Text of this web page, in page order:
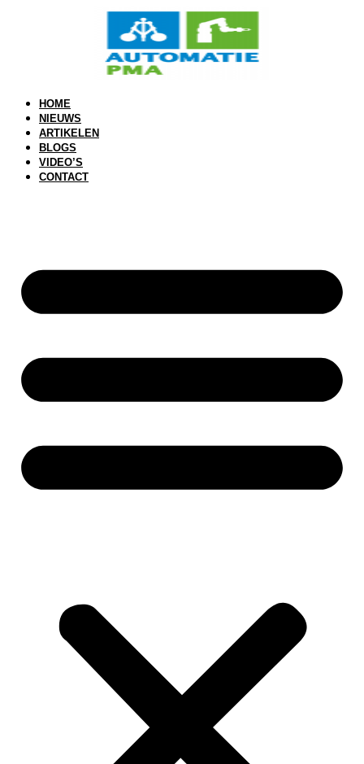
HOME
NIEUWS
ARTIKELEN
BLOGS
VIDEO’S
CONTACT